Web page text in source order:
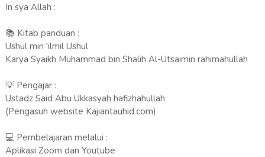
In sya Allah :
📚 Kitab panduan :
Ushul min 'ilmil Ushul
Karya Syaikh Muhammad bin Shalih Al-Utsaimin rahimahullah
💡 Pengajar :
Ustadz Said Abu Ukkasyah hafizhahullah
(Pengasuh website Kajiantauhid.com)
💻 Pembelajaran melalui :
Aplikasi Zoom dan Youtube